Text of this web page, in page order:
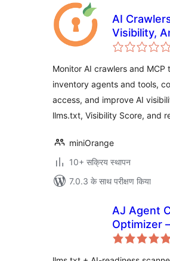
AI
Visibility,
& Control
Monitor AI crawlers and MCP
inventory agents and tools,
access, and improve AI
llms.txt, Visibility Score, and
miniOrange
10+ सक्रिय स्थापन
7.0.3 के साथ परीक्षण किया
AJ Agent
Optimizer
Readiness